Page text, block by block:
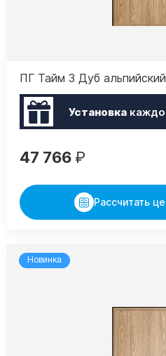
ПГ Тайм 3 Дуб альпийский
Установка
47 766 ₽
Рассчитать
Новинка